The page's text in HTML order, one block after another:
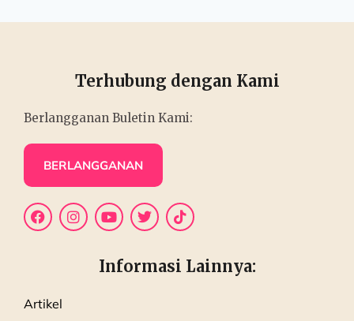
Terhubung dengan Kami
Berlangganan Buletin Kami:
BERLANGGANAN
Informasi Lainnya:
Artikel